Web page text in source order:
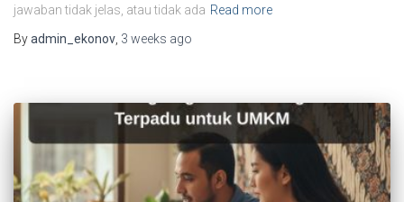
jawaban tidak jelas, atau tidak ada Read more
Byadmin_ekonov 3 weeks ago